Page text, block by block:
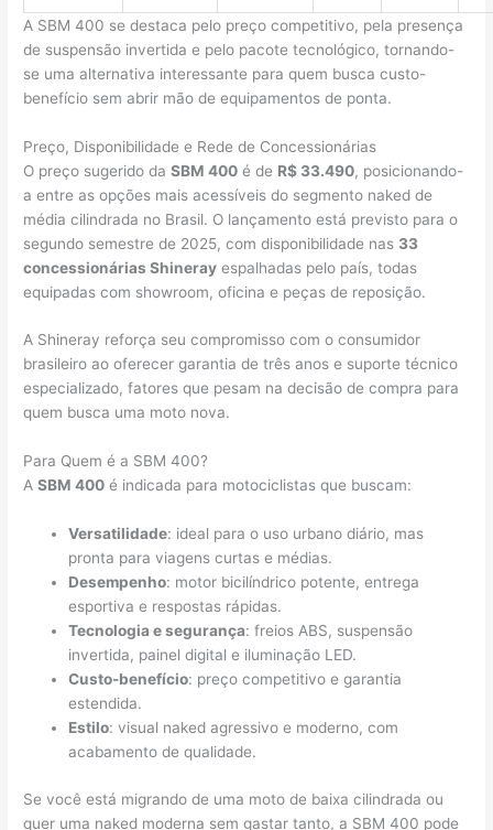
A SBM 400 se destaca pelo preço competitivo, pela presença
de suspensão invertida e pelo pacote tecnológico, tornando-
se uma alternativa interessante para quem busca custo-
benefício sem abrir mão de equipamentos de ponta.
Preço, Disponibilidade e Rede de Concessionárias
O preço sugerido daSBM 400 é de R$ 33.490, posicionando-
a entre as opções mais acessíveis do segmento naked de
média cilindrada no Brasil. O lançamento está previsto para o
segundo semestre de 2025, com disponibilidade nas 33
concessionárias Shineray espalhadas pelo país, todas
equipadas com showroom, oficina e peças de reposição.
A Shineray reforça seu compromisso com o consumidor
brasileiro ao oferecer garantia de três anos e suporte técnico
especializado, fatores que pesam na decisão de compra para
quem busca uma moto nova.
Para Quem é a SBM 400?
ASBM 400 é indicada para motociclistas que buscam:
Versatilidade: ideal para o uso urbano diário, mas
pronta para viagens curtas e médias.
Desempenho: motor bicilíndrico potente, entrega
esportiva e respostas rápidas.
Tecnologia e segurança: freios ABS, suspensão
invertida, painel digital e iluminação LED.
Custo-benefício: preço competitivo e garantia
estendida.
Estilo: visual naked agressivo e moderno, com
acabamento de qualidade.
Se você está migrando de uma moto de baixa cilindrada ou
quer uma naked moderna sem gastar tanto, a SBM 400 pode